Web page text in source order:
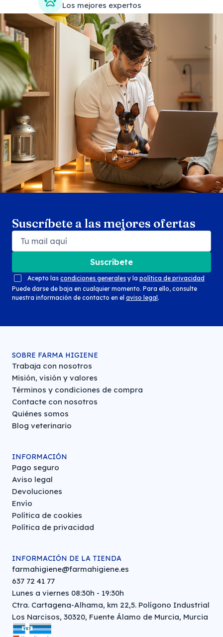
Los mejores expertos
Suscríbete a las mejores ofertas
Suscríbete
Acepto las condiciones generales y la política de privacidad
Puede darse de baja en cualquier momento. Para ello, consulte
nuestra información de contacto en el aviso legal .
Search products
SOBRE FARMA HIGIENE
Trabaja con nosotros
Misión, visión y valores
Términos y condiciones de compra
Contacte con nosotros
Quiénes somos
Blog veterinario
INFORMACIÓN
Pago seguro
Aviso legal
Devoluciones
Envío
Política de cookies
Política de privacidad
INFORMACIÓN DE LA TIENDA
farmahigiene@farmahigiene.es
637 72 41 77
Lunes a viernes 08:30h - 19:30h
Ctra. Cartagena-Alhama, km 22,5. Polígono Industrial
Los Narcisos, 30320, Fuente Álamo de Murcia, Murcia